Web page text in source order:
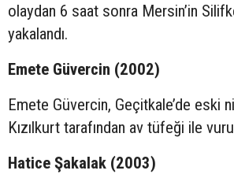
olaydan 6 saat sonra Mersin’in
yakalandı.
Emete Güvercin (2002)
Emete Güvercin, Geçitkale’de eski
Kızılkurt tarafından av tüfeği ile
Hatice Şakalak (2003)